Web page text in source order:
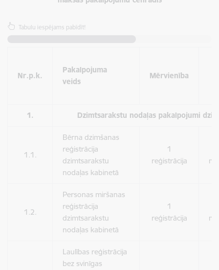
Tabulu iespējams pabīdīt!
Nr.p.k.
Pakalpojuma
veids
Mērvienība
1. Dzimtsarakstu nodaļas pakalpojumi
1.1.
Bērna dzimšanas
reģistrācija
dzimtsarakstu
nodaļas kabinetā
1
reģistrācija
1.2.
Personas miršanas
reģistrācija
dzimtsarakstu
nodaļas kabinetā
1
reģistrācija
Laulības reģistrācija
bez svinīgas